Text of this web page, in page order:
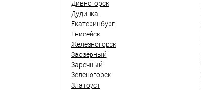
Дивногорск
Дудинка
Екатеринбург
Енисейск
Железногорск
Заозёрный
Заречный
Зеленогорск
Златоуст